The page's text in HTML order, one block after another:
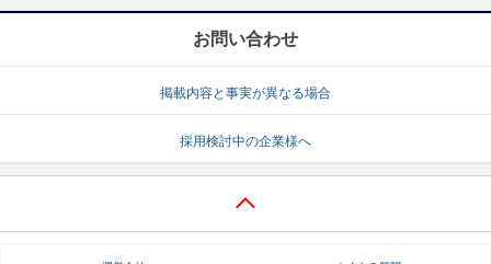
お問い合わせ
掲載内容と事実が異なる場合
採用検討中の企業様へ